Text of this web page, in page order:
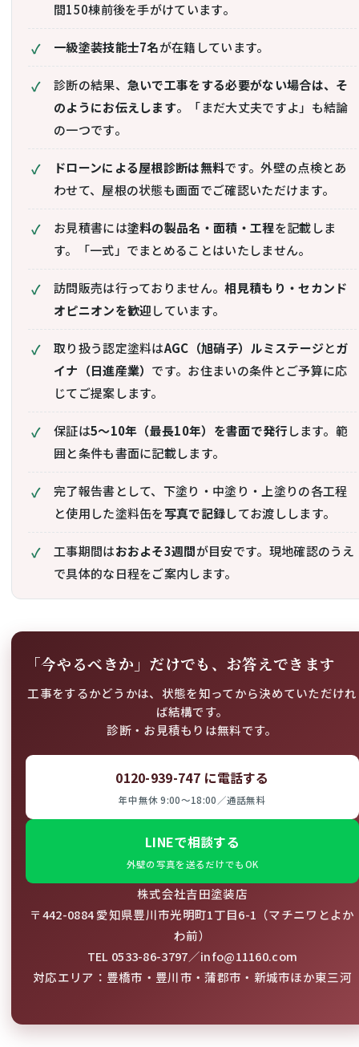
間150棟前後を手がけています。
一級塗装技能士7名が在籍しています。
診断の結果、 急いで工事をする必要がない場合は、そ
のようにお伝えします。「まだ大丈夫ですよ」も結論
の一つです。
ドローンによる屋根診断は無料です。外壁の点検とあ
わせて、屋根の状態も画面でご確認いただけます。
お見積書には塗料の製品名・面積・工程を記載しま
す。「一式」でまとめることはいたしません。
訪問販売は行っておりません。相見積もり・セカンド
オピニオンを歓迎しています。
取り扱う認定塗料はAGC（旭硝子）ルミステージとガ
イナ（日進産業） です。お住まいの条件とご予算に応
じてご提案します。
保証は5〜10年（最長10年）を書面で発行します。範
囲と条件も書面に記載します。
完了報告書として、下塗り・中塗り・上塗りの各工程
と使用した塗料缶を写真で記録してお渡しします。
工事期間はおおよそ3週間が目安です。現地確認のうえ
で具体的な日程をご案内します。
「今やるべきか」だけでも、お答えできます
工事をするかどうかは、状態を知ってから決めていただけれ
ば結構です。
診断・お見積もりは無料です。
0120-939-747 に電話する
年中無休 9:00〜18:00／通話無料
LINEで相談する
外壁の写真を送るだけでもOK
株式会社吉田塗装店
〒442-0884 愛知県豊川市光明町1丁目6-1（マチニワとよか
わ前）
TEL 0533-86-3797／info@11160.com
対応エリア：豊橋市・豊川市・蒲郡市・新城市ほか東三河